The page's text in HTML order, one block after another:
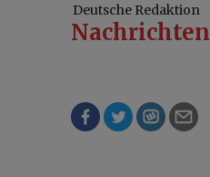
Deutsche Redaktion
Nachrichten